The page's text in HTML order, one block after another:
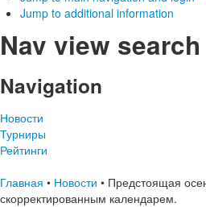
Jump to additional information
Nav view search
Navigation
Новости
Турниры
Рейтинги
Главная • Новости • Предстоящая
скорректированным календарем.